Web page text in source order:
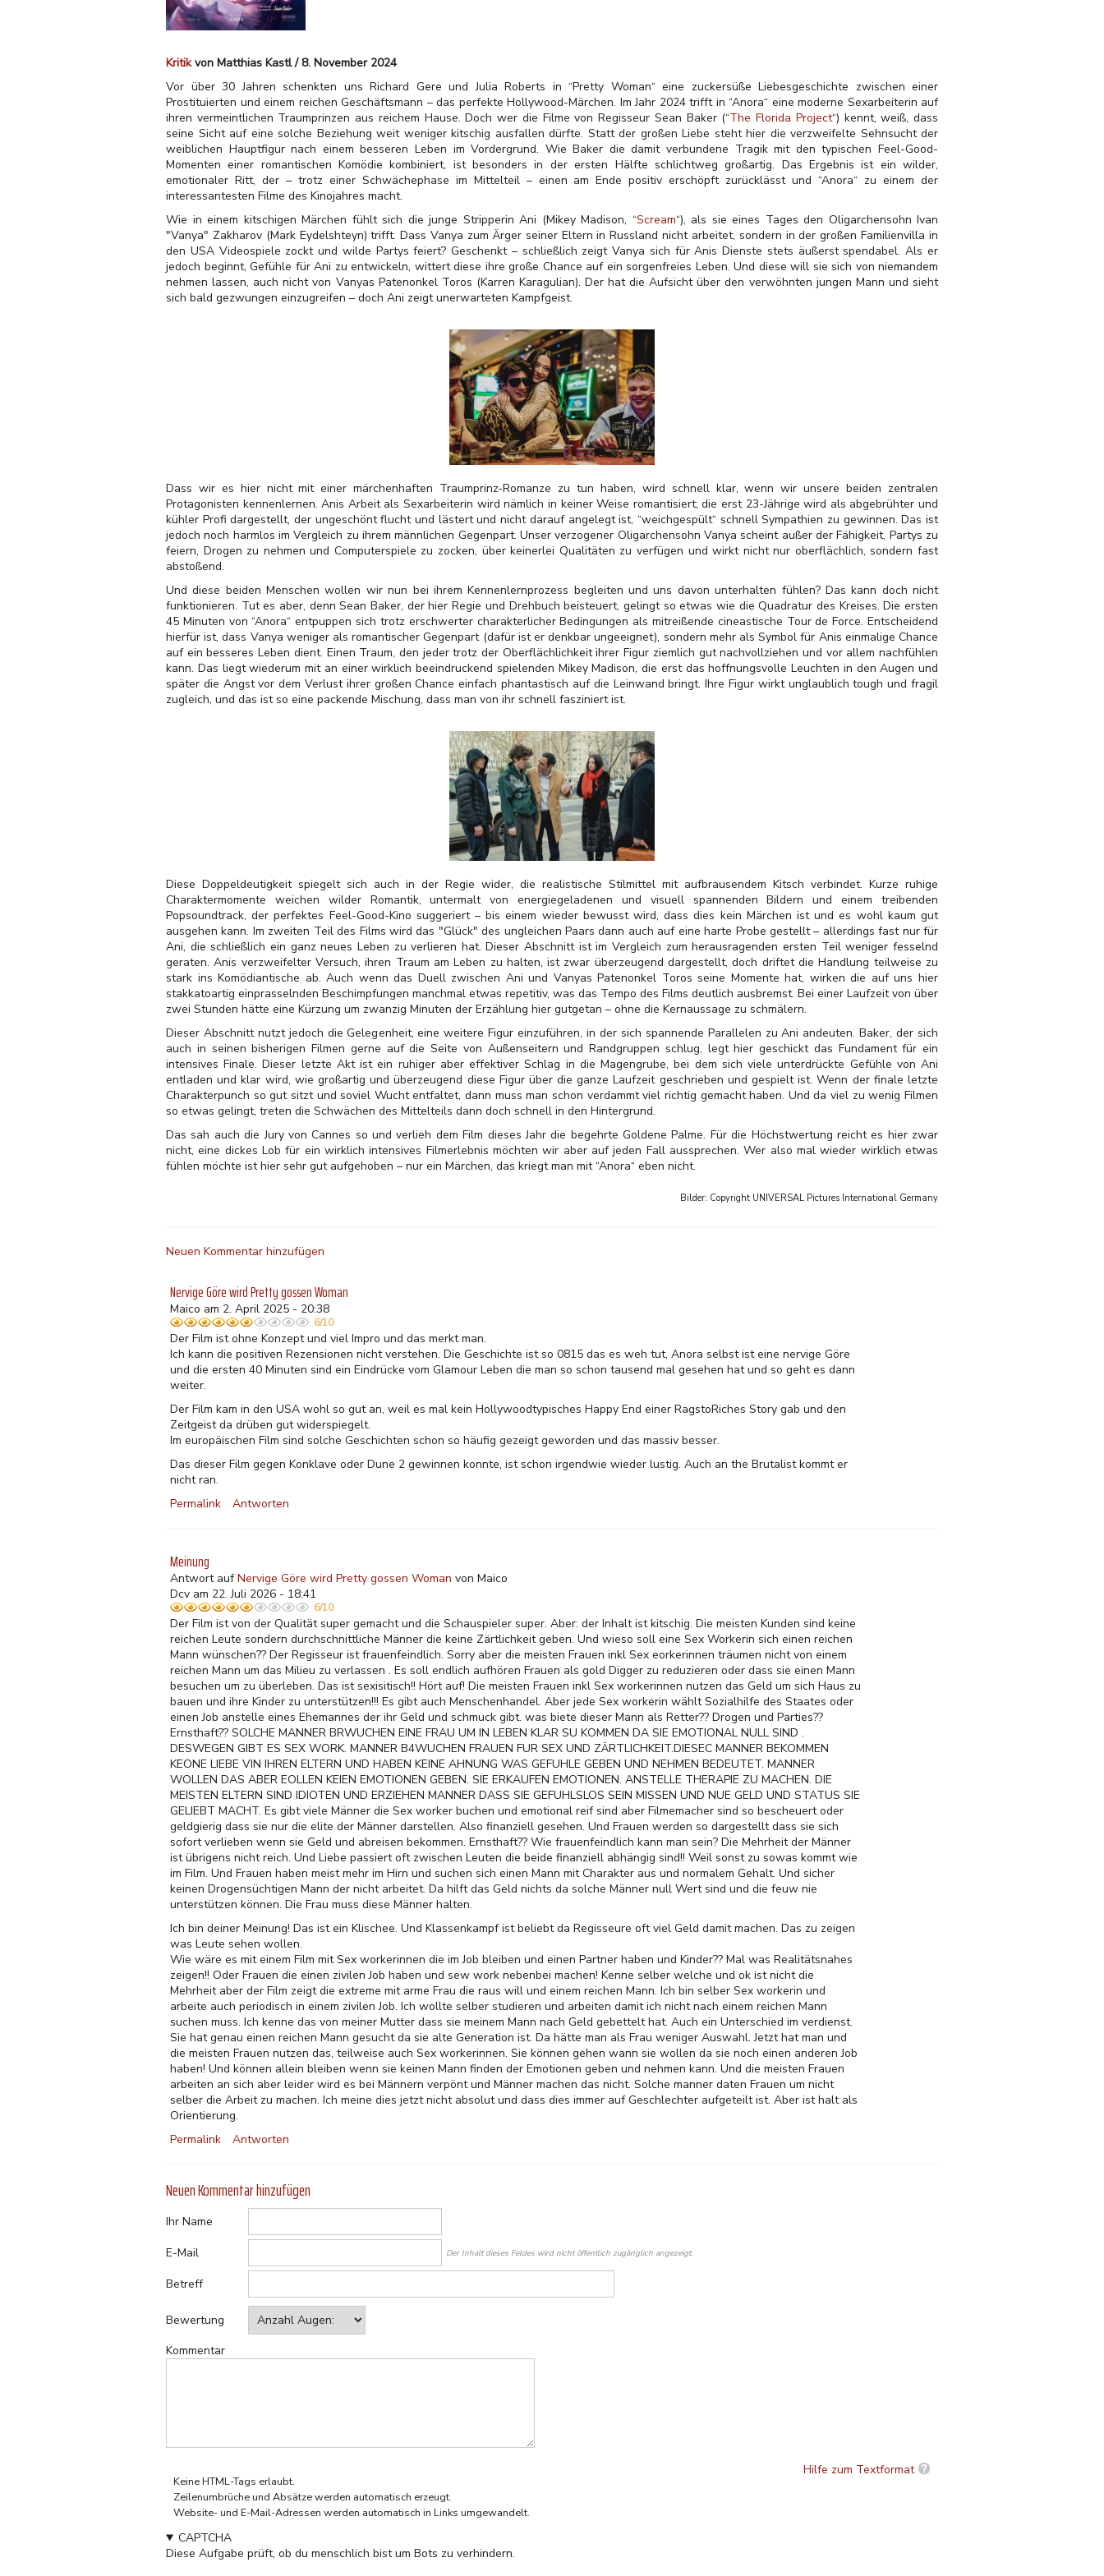
Kritikvon Matthias Kastl / 8. November 2024
Vor über 30 Jahren schenkten uns Richard Gere und Julia Roberts in “Pretty Woman“ eine zuckersüße Liebesgeschichte zwischen einer
Prostituierten und einem reichen Geschäftsmann – das perfekte Hollywood-Märchen. Im Jahr 2024 trifft in “Anora“ eine moderne Sexarbeiterin auf
ihren vermeintlichen Traumprinzen aus reichem Hause. Doch wer die Filme von Regisseur Sean Baker (“The Florida Project“) kennt, weiß, dass
seine Sicht auf eine solche Beziehung weit weniger kitschig ausfallen dürfte. Statt der großen Liebe steht hier die verzweifelte Sehnsucht der
weiblichen Hauptfigur nach einem besseren Leben im Vordergrund. Wie Baker die damit verbundene Tragik mit den typischen Feel-Good-
Momenten einer romantischen Komödie kombiniert, ist besonders in der ersten Hälfte schlichtweg großartig. Das Ergebnis ist ein wilder,
emotionaler Ritt, der – trotz einer Schwächephase im Mittelteil – einen am Ende positiv erschöpft zurücklässt und “Anora“ zu einem der
interessantesten Filme des Kinojahres macht.
Wie in einem kitschigen Märchen fühlt sich die junge Stripperin Ani (Mikey Madison, “Scream“), als sie eines Tages den Oligarchensohn Ivan
"Vanya" Zakharov (Mark Eydelshteyn) trifft. Dass Vanya zum Ärger seiner Eltern in Russland nicht arbeitet, sondern in der großen Familienvilla in
den USA Videospiele zockt und wilde Partys feiert? Geschenkt – schließlich zeigt Vanya sich für Anis Dienste stets äußerst spendabel. Als er
jedoch beginnt, Gefühle für Ani zu entwickeln, wittert diese ihre große Chance auf ein sorgenfreies Leben. Und diese will sie sich von niemandem
nehmen lassen, auch nicht von Vanyas Patenonkel Toros (Karren Karagulian). Der hat die Aufsicht über den verwöhnten jungen Mann und sieht
sich bald gezwungen einzugreifen – doch Ani zeigt unerwarteten Kampfgeist.
Dass wir es hier nicht mit einer märchenhaften Traumprinz-Romanze zu tun haben, wird schnell klar, wenn wir unsere beiden zentralen
Protagonisten kennenlernen. Anis Arbeit als Sexarbeiterin wird nämlich in keiner Weise romantisiert; die erst 23-Jährige wird als abgebrühter und
kühler Profi dargestellt, der ungeschönt flucht und lästert und nicht darauf angelegt ist, “weichgespült“ schnell Sympathien zu gewinnen. Das ist
jedoch noch harmlos im Vergleich zu ihrem männlichen Gegenpart. Unser verzogener Oligarchensohn Vanya scheint außer der Fähigkeit, Partys zu
feiern, Drogen zu nehmen und Computerspiele zu zocken, über keinerlei Qualitäten zu verfügen und wirkt nicht nur oberflächlich, sondern fast
abstoßend.
Und diese beiden Menschen wollen wir nun bei ihrem Kennenlernprozess begleiten und uns davon unterhalten fühlen? Das kann doch nicht
funktionieren. Tut es aber, denn Sean Baker, der hier Regie und Drehbuch beisteuert, gelingt so etwas wie die Quadratur des Kreises. Die ersten
45 Minuten von “Anora“ entpuppen sich trotz erschwerter charakterlicher Bedingungen als mitreißende cineastische Tour de Force. Entscheidend
hierfür ist, dass Vanya weniger als romantischer Gegenpart (dafür ist er denkbar ungeeignet), sondern mehr als Symbol für Anis einmalige Chance
auf ein besseres Leben dient. Einen Traum, den jeder trotz der Oberflächlichkeit ihrer Figur ziemlich gut nachvollziehen und vor allem nachfühlen
kann. Das liegt wiederum mit an einer wirklich beeindruckend spielenden Mikey Madison, die erst das hoffnungsvolle Leuchten in den Augen und
später die Angst vor dem Verlust ihrer großen Chance einfach phantastisch auf die Leinwand bringt. Ihre Figur wirkt unglaublich tough und fragil
zugleich, und das ist so eine packende Mischung, dass man von ihr schnell fasziniert ist.
Diese Doppeldeutigkeit spiegelt sich auch in der Regie wider, die realistische Stilmittel mit aufbrausendem Kitsch verbindet. Kurze ruhige
Charaktermomente weichen wilder Romantik, untermalt von energiegeladenen und visuell spannenden Bildern und einem treibenden
Popsoundtrack, der perfektes Feel-Good-Kino suggeriert – bis einem wieder bewusst wird, dass dies kein Märchen ist und es wohl kaum gut
ausgehen kann. Im zweiten Teil des Films wird das "Glück" des ungleichen Paars dann auch auf eine harte Probe gestellt – allerdings fast nur für
Ani, die schließlich ein ganz neues Leben zu verlieren hat. Dieser Abschnitt ist im Vergleich zum herausragenden ersten Teil weniger fesselnd
geraten. Anis verzweifelter Versuch, ihren Traum am Leben zu halten, ist zwar überzeugend dargestellt, doch driftet die Handlung teilweise zu
stark ins Komödiantische ab. Auch wenn das Duell zwischen Ani und Vanyas Patenonkel Toros seine Momente hat, wirken die auf uns hier
stakkatoartig einprasselnden Beschimpfungen manchmal etwas repetitiv, was das Tempo des Films deutlich ausbremst. Bei einer Laufzeit von über
zwei Stunden hätte eine Kürzung um zwanzig Minuten der Erzählung hier gutgetan – ohne die Kernaussage zu schmälern.
Dieser Abschnitt nutzt jedoch die Gelegenheit, eine weitere Figur einzuführen, in der sich spannende Parallelen zu Ani andeuten. Baker, der sich
auch in seinen bisherigen Filmen gerne auf die Seite von Außenseitern und Randgruppen schlug, legt hier geschickt das Fundament für ein
intensives Finale. Dieser letzte Akt ist ein ruhiger aber effektiver Schlag in die Magengrube, bei dem sich viele unterdrückte Gefühle von Ani
entladen und klar wird, wie großartig und überzeugend diese Figur über die ganze Laufzeit geschrieben und gespielt ist. Wenn der finale letzte
Charakterpunch so gut sitzt und soviel Wucht entfaltet, dann muss man schon verdammt viel richtig gemacht haben. Und da viel zu wenig Filmen
so etwas gelingt, treten die Schwächen des Mittelteils dann doch schnell in den Hintergrund.
Das sah auch die Jury von Cannes so und verlieh dem Film dieses Jahr die begehrte Goldene Palme. Für die Höchstwertung reicht es hier zwar
nicht, eine dickes Lob für ein wirklich intensives Filmerlebnis möchten wir aber auf jeden Fall aussprechen. Wer also mal wieder wirklich etwas
fühlen möchte ist hier sehr gut aufgehoben – nur ein Märchen, das kriegt man mit “Anora“ eben nicht.
Bilder: Copyright UNIVERSAL Pictures International Germany
Neuen Kommentar hinzufügen
Nervige Göre wird Pretty gossen Woman
Maico am 2. April 2025 - 20:38
6/10
Der Film ist ohne Konzept und viel Impro und das merkt man.
Ich kann die positiven Rezensionen nicht verstehen. Die Geschichte ist so 0815 das es weh tut, Anora selbst ist eine nervige Göre
und die ersten 40 Minuten sind ein Eindrücke vom Glamour Leben die man so schon tausend mal gesehen hat und so geht es dann
weiter.
Der Film kam in den USA wohl so gut an, weil es mal kein Hollywoodtypisches Happy End einer RagstoRiches Story gab und den
Zeitgeist da drüben gut widerspiegelt.
Im europäischen Film sind solche Geschichten schon so häufig gezeigt geworden und das massiv besser.
Das dieser Film gegen Konklave oder Dune 2 gewinnen konnte, ist schon irgendwie wieder lustig. Auch an the Brutalist kommt er
nicht ran.
Permalink
Antworten
Meinung
Antwort aufNervige Göre wird Pretty gossen Woman von Maico
Dcv am 22. Juli 2026 - 18:41
6/10
Der Film ist von der Qualität super gemacht und die Schauspieler super. Aber: der Inhalt ist kitschig. Die meisten Kunden sind keine
reichen Leute sondern durchschnittliche Männer die keine Zärtlichkeit geben. Und wieso soll eine Sex Workerin sich einen reichen
Mann wünschen?? Der Regisseur ist frauenfeindlich. Sorry aber die meisten Frauen inkl Sex eorkerinnen träumen nicht von einem
reichen Mann um das Milieu zu verlassen . Es soll endlich aufhören Frauen als gold Digger zu reduzieren oder dass sie einen Mann
besuchen um zu überleben. Das ist sexisitisch!! Hört auf! Die meisten Frauen inkl Sex workerinnen nutzen das Geld um sich Haus zu
bauen und ihre Kinder zu unterstützen!!! Es gibt auch Menschenhandel. Aber jede Sex workerin wählt Sozialhilfe des Staates oder
einen Job anstelle eines Ehemannes der ihr Geld und schmuck gibt. was biete dieser Mann als Retter?? Drogen und Parties??
Ernsthaft?? SOLCHE MANNER BRWUCHEN EINE FRAU UM IN LEBEN KLAR SU KOMMEN DA SIE EMOTIONAL NULL SIND .
DESWEGEN GIBT ES SEX WORK. MANNER B4WUCHEN FRAUEN FUR SEX UND ZÄRTLICHKEIT.DIESEC MANNER BEKOMMEN
KEONE LIEBE VIN IHREN ELTERN UND HABEN KEINE AHNUNG WAS GEFUHLE GEBEN UND NEHMEN BEDEUTET. MANNER
WOLLEN DAS ABER EOLLEN KEIEN EMOTIONEN GEBEN. SIE ERKAUFEN EMOTIONEN. ANSTELLE THERAPIE ZU MACHEN. DIE
MEISTEN ELTERN SIND IDIOTEN UND ERZIEHEN MANNER DASS SIE GEFUHLSLOS SEIN MISSEN UND NUE GELD UND STATUS SIE
GELIEBT MACHT. Es gibt viele Männer die Sex worker buchen und emotional reif sind aber Filmemacher sind so bescheuert oder
geldgierig dass sie nur die elite der Männer darstellen. Also finanziell gesehen. Und Frauen werden so dargestellt dass sie sich
sofort verlieben wenn sie Geld und abreisen bekommen. Ernsthaft?? Wie frauenfeindlich kann man sein? Die Mehrheit der Männer
ist übrigens nicht reich. Und Liebe passiert oft zwischen Leuten die beide finanziell abhängig sind!! Weil sonst zu sowas kommt wie
im Film. Und Frauen haben meist mehr im Hirn und suchen sich einen Mann mit Charakter aus und normalem Gehalt. Und sicher
keinen Drogensüchtigen Mann der nicht arbeitet. Da hilft das Geld nichts da solche Männer null Wert sind und die feuw nie
unterstützen können. Die Frau muss diese Männer halten.
Ich bin deiner Meinung! Das ist ein Klischee. Und Klassenkampf ist beliebt da Regisseure oft viel Geld damit machen. Das zu zeigen
was Leute sehen wollen.
Wie wäre es mit einem Film mit Sex workerinnen die im Job bleiben und einen Partner haben und Kinder?? Mal was Realitätsnahes
zeigen!! Oder Frauen die einen zivilen Job haben und sew work nebenbei machen! Kenne selber welche und ok ist nicht die
Mehrheit aber der Film zeigt die extreme mit arme Frau die raus will und einem reichen Mann. Ich bin selber Sex workerin und
arbeite auch periodisch in einem zivilen Job. Ich wollte selber studieren und arbeiten damit ich nicht nach einem reichen Mann
suchen muss. Ich kenne das von meiner Mutter dass sie meinem Mann nach Geld gebettelt hat. Auch ein Unterschied im verdienst.
Sie hat genau einen reichen Mann gesucht da sie alte Generation ist. Da hätte man als Frau weniger Auswahl. Jetzt hat man und
die meisten Frauen nutzen das, teilweise auch Sex workerinnen. Sie können gehen wann sie wollen da sie noch einen anderen Job
haben! Und können allein bleiben wenn sie keinen Mann finden der Emotionen geben und nehmen kann. Und die meisten Frauen
arbeiten an sich aber leider wird es bei Männern verpönt und Männer machen das nicht. Solche manner daten Frauen um nicht
selber die Arbeit zu machen. Ich meine dies jetzt nicht absolut und dass dies immer auf Geschlechter aufgeteilt ist. Aber ist halt als
Orientierung.
Permalink
Antworten
Neuen Kommentar hinzufügen
Ihr Name
E-Mail
Der Inhalt dieses Feldes wird nicht öffentlich zugänglich angezeigt.
Betreff
Bewertung
Kommentar
Hilfe zum Textformat
Keine HTML-Tags erlaubt.
Zeilenumbrüche und Absätze werden automatisch erzeugt.
Website- und E-Mail-Adressen werden automatisch in Links umgewandelt.
CAPTCHA
Diese Aufgabe prüft, ob du menschlich bist um Bots zu verhindern.